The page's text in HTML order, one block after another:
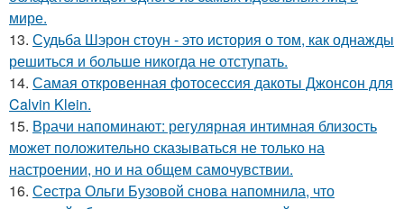
мире.
13. Судьба Шэрон стоун - это история о том, как однажды
решиться и больше никогда не отступать.
14. Самая откровенная фотосессия дакоты Джонсон для
Calvin Klein.
15. Врачи напоминают: регулярная интимная близость
может положительно сказываться не только на
настроении, но и на общем самочувствии.
16. Сестра Ольги Бузовой снова напомнила, что